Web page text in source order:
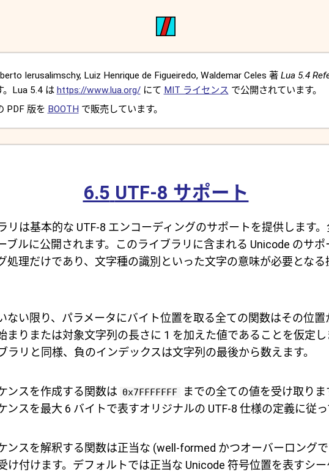
Ierusalimschy, Luiz Henrique de Figueiredo, Waldemar Celes 著 Lua 5.4
。Lua 5.4 は https://www.lua.org/にて MIT ライセンス で公開されています。
PDF 版を BOOTH で販売しています。
6.5 UTF-8 サポート
リは基本的な UTF-8 エンコーディングのサポートを提供します
ブルに公開されます。このライブラリに含まれる Unicode のサポ
処理だけであり、文字種の識別といった文字の意味が必要となる
ない限り、パラメータにバイト位置を取る全ての関数はその位置
まりまたは対象文字列の長さに 1 を加えた値であることを仮定し
ラリと同様、負のインデックスは文字列の最後から数えます。
ンスを作成する関数は 0x7FFFFFFF
までの全ての値を受け取りま
ンスを最大 6 バイトで表すオリジナルの UTF-8 仕様の定義に従っ
ンスを解釈する関数は正当な (well-formed かつオーバーロング
け付けます。デフォルトでは正当な Unicode 符号位置を表すシ